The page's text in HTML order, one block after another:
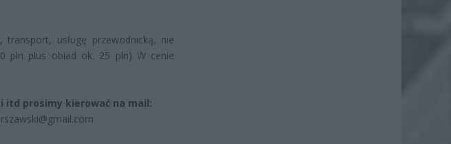
transport, usługę przewodnicką, nie
pln plus obiad ok. 25 pln) W cenie
itd prosimy kierować na mail: